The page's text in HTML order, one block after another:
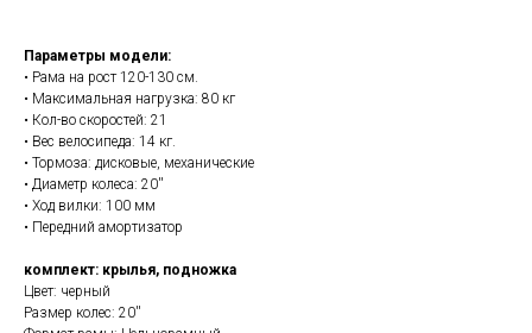
Параметры модели:
• Рама на рост 120-130 см.
• Максимальная нагрузка: 80 кг
• Кол-во скоростей: 21
• Вес велосипеда: 14 кг.
• Тормоза: дисковые, механические
• Диаметр колеса: 20''
• Ход вилки: 100 мм
• Передний амортизатор
комплект: крылья, подножка
Цвет: черный
Размер колес: 20''